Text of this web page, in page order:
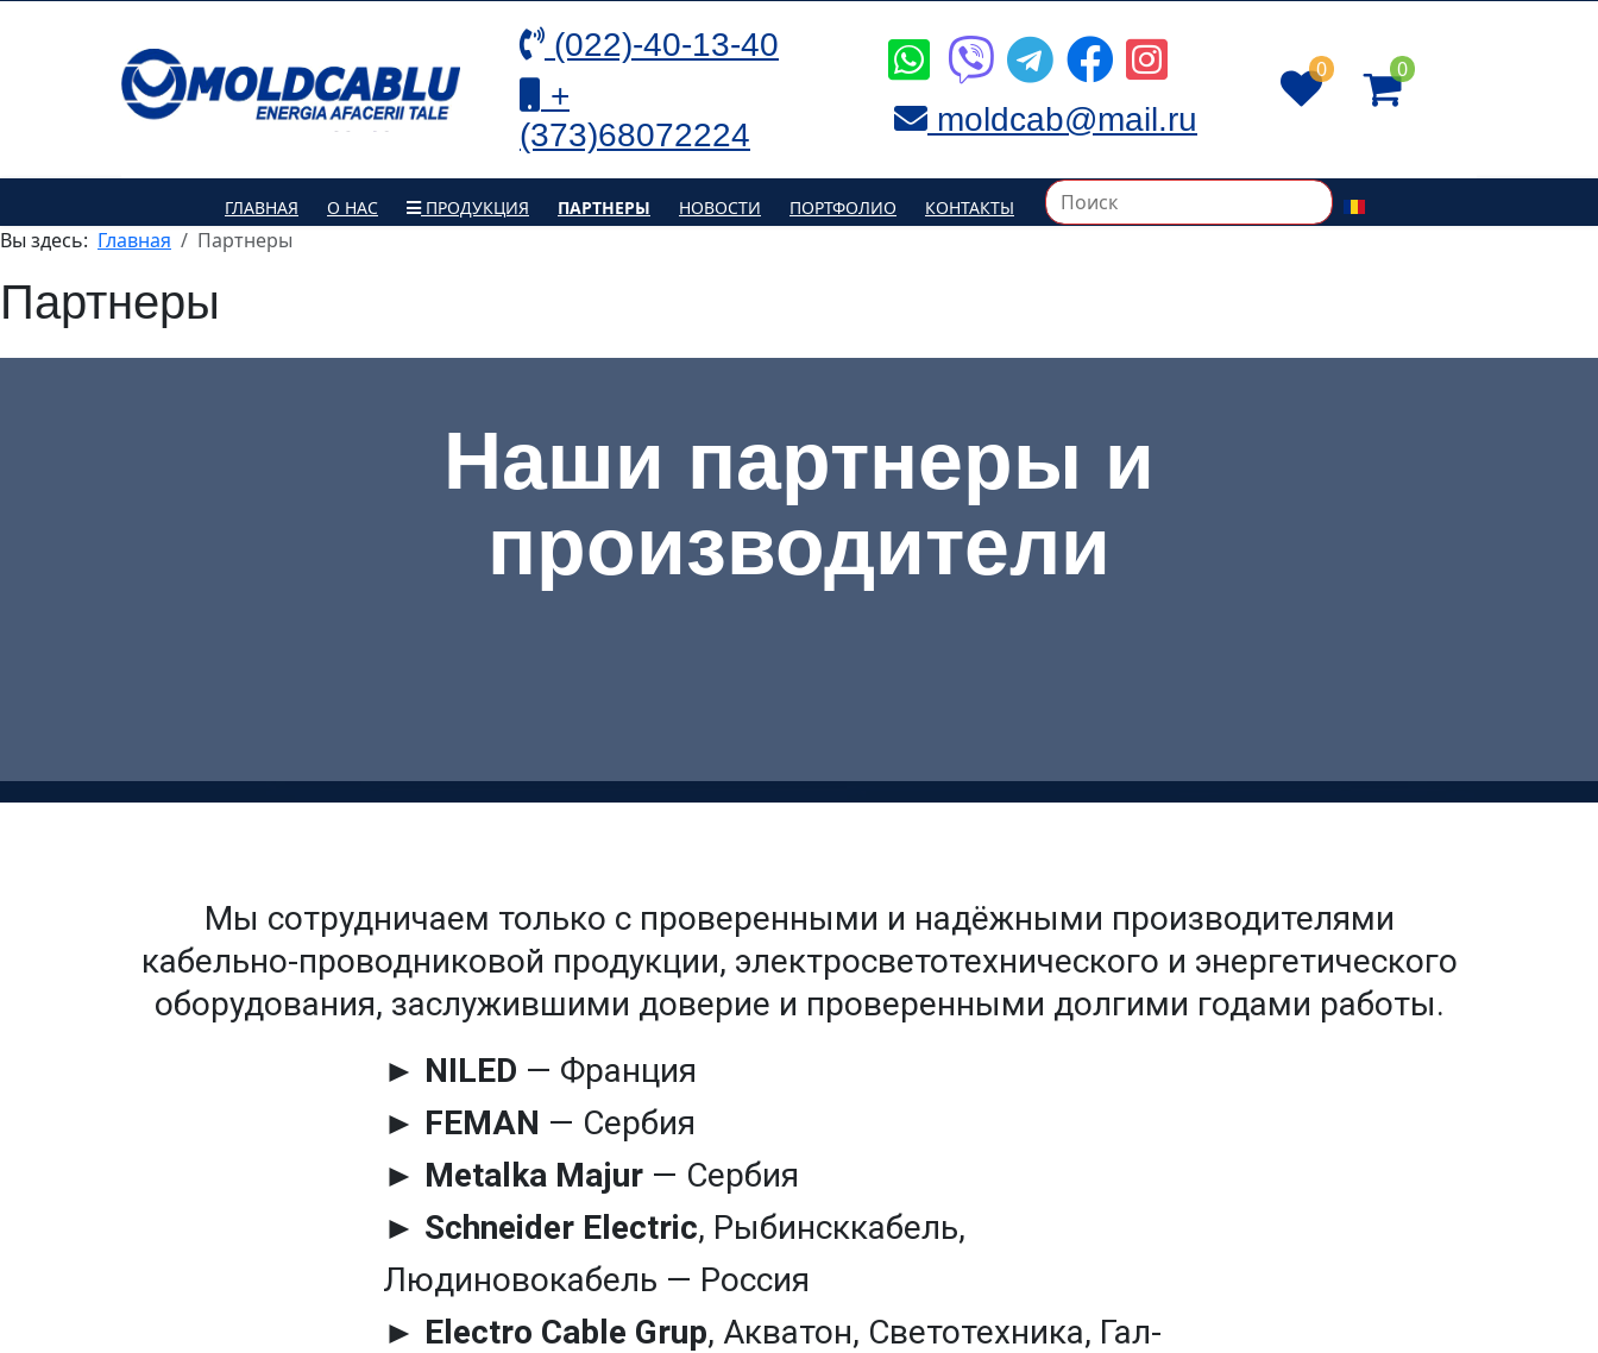
(022)-40-13-40
+
(373)68072224
moldcab@mail.ru
0 0
ГЛАВНАЯ О НАС ПРОДУКЦИЯ ПАРТНЕРЫ НОВОСТИ ПОРТФОЛИО КОНТАКТЫ
Вы здесь: Главная Партнеры
Партнеры
Наши партнеры и
производители
Мы сотрудничаем только с проверенными и надёжными производителями
кабельно-проводниковой продукции, электросветотехнического и энергетического
оборудования, заслужившими доверие и проверенными долгими годами работы.
► NILED — Франция
► FEMAN — Сербия
► Metalka Majur — Сербия
► Schneider Electric, Рыбинсккабель,
Людиновокабель — Россия
► Electro Cable Grup, Акватон, Светотехника, Гал-